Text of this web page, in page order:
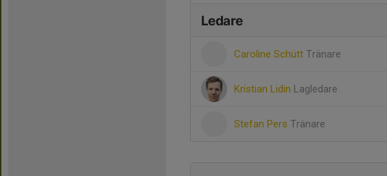
Ledare
Caroline Schütt Tränare
Kristian Lidin Lagledare
Stefan Pers Tränare